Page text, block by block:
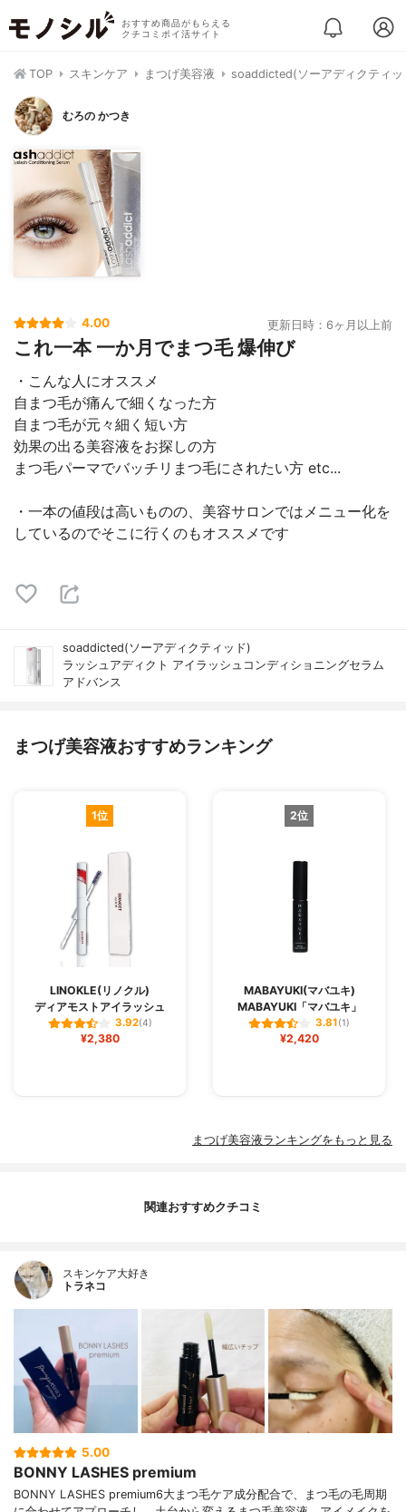
おすすめ商品がもらえる
クチコミポイ活サイト
TOP スキンケア まつげ美容液 soaddicted(ソーアディクティ
むろの かつき
4.00 更新日時：6ヶ月以上前
これ一本 一か月でまつ毛 爆伸び
・こんな人にオススメ
自まつ毛が痛んで細くなった方
自まつ毛が元々細く短い方
効果の出る美容液をお探しの方
まつ毛パーマでバッチリまつ毛にされたい方 etc...
・一本の値段は高いものの、美容サロンではメニュー化を
しているのでそこに行くのもオススメです
soaddicted(ソーアディクティッド)
ラッシュアディクト アイラッシュコンディショニングセラム
アドバンス
まつげ美容液おすすめランキング
1位
LINOKLE(リノクル)
ディアモストアイラッシュ
3.92(4)
¥2,380
2位
MABAYUKI(マバユキ)
MABAYUKI「マバユキ」
3.81(1)
¥2,420
まつげ美容液ランキングをもっと見る
関連おすすめクチコミ
スキンケア大好き
トラネコ
5.00
BONNY LASHES premium
BONNY LASHES premium6大まつ毛ケア成分配合で、まつ毛の毛周期